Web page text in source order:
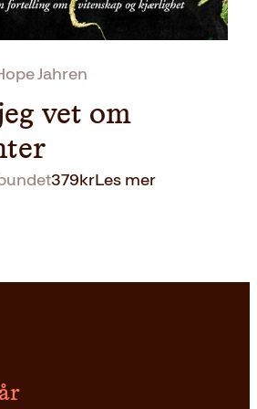
449kr.269kr.
Jahren
vet om
379krLes mer